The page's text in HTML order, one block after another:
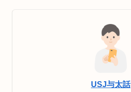
USJ与太話